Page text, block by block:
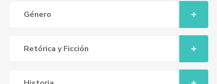
Género
Retórica y Ficción